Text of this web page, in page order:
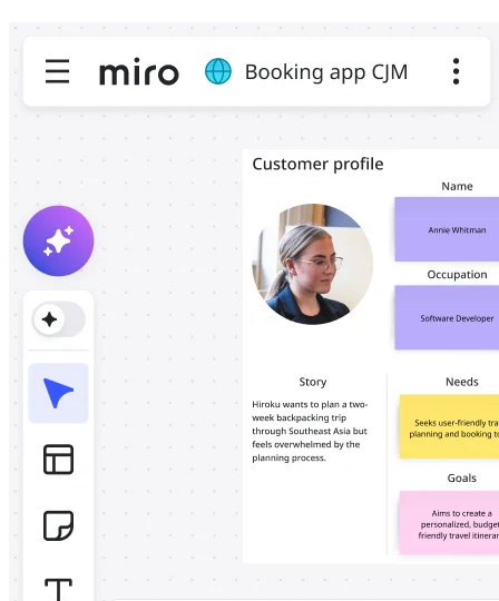
顧客体験とサービスのデザイン
クラウドとソフトウェアの変革
リソース
お客様事例
ウェビナー
Reforge Learning
コミュニティーとサポート
ヘルプセンター
パートナーとサービス
Miro プロフェッショナル サービス
ソリューション パートナー
料金プラン